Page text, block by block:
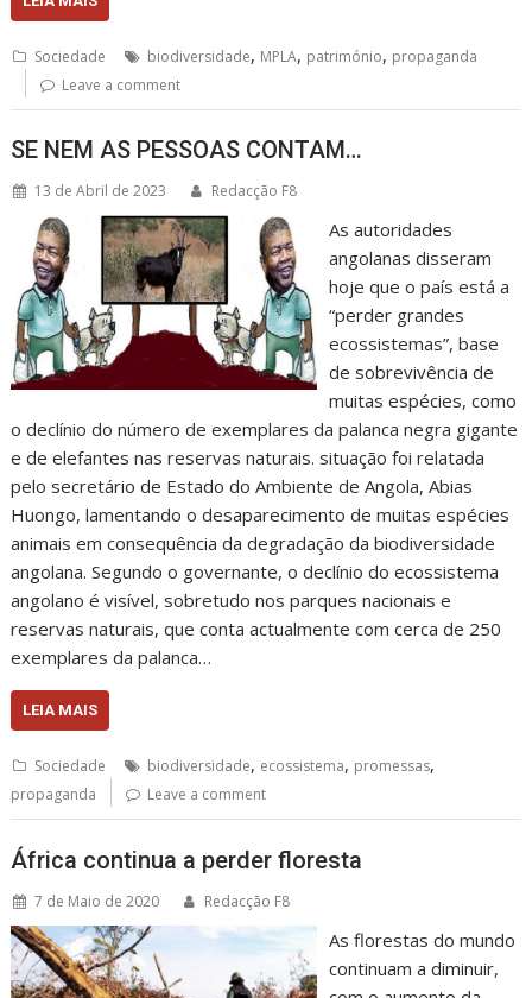
Sociedade biodiversidade, MPLA, património, propaganda
Leave a comment
SE NEM AS PESSOAS CONTAM…
13 de Abril de 2023 Redacção F8
As autoridades
angolanas disseram
hoje que o país está a
“perder grandes
ecossistemas”, base
de sobrevivência de
muitas espécies, como
o declínio do número de exemplares da palanca negra gigante
e de elefantes nas reservas naturais. situação foi relatada
pelo secretário de Estado do Ambiente de Angola, Abias
Huongo, lamentando o desaparecimento de muitas espécies
animais em consequência da degradação da biodiversidade
angolana. Segundo o governante, o declínio do ecossistema
angolano é visível, sobretudo nos parques nacionais e
reservas naturais, que conta actualmente com cerca de 250
exemplares da palanca…
LEIA MAIS
Sociedade biodiversidade, ecossistema, promessas,
propaganda Leave a comment
África continua a perder floresta
7 de Maio de 2020 Redacção F8
As florestas do mundo
continuam a diminuir,